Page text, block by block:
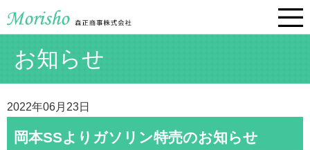
お知らせ
2022年06月23日
岡本SSよりガソリン特売のお知らせ